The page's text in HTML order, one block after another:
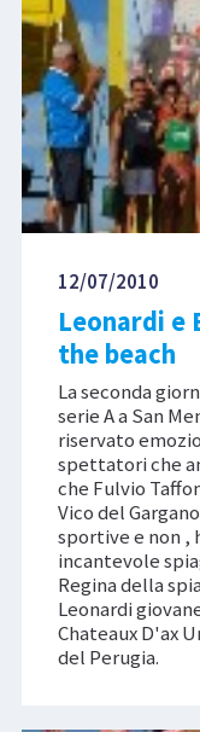
12/07/2010
Leonardi e
the beach
La seconda
serie A a San
riservato
spettatori che
che Fulvio
Vico del
sportive e non ,
incantevole
Regina della
Leonardi
Chateaux D'ax
del Perugia.